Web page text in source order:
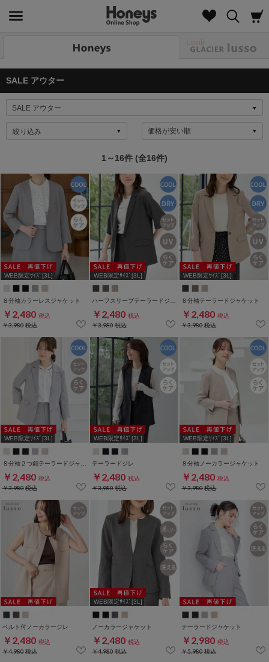
Look
SALE アウター
絞り込み
1～16件 (全16件)
WEB限定ｻｲｽﾞ[3L]
８分袖カラーレスジャケット
￥2,480 税込
￥3,980税込
WEB限定ｻｲｽﾞ[3L]
￥2,480 税込
￥3,980税込
WEB限定ｻｲｽﾞ[3L]
８分袖テーラードジャケット
￥2,480 税込
￥3,980税込
WEB限定ｻｲｽﾞ[3L]
￥2,480 税込
￥3,980税込
WEB限定ｻｲｽﾞ[3L]
テーラードジレ
￥2,480 税込
￥3,980税込
WEB限定ｻｲｽﾞ[3L]
８分袖ノーカラージャケット
￥2,480 税込
￥3,980税込
ベルト付ノーカラージレ
￥2,480 税込
￥4,980税込
WEB限定ｻｲｽﾞ[3L]
ノーカラージャケット
￥2,480 税込
￥4,980税込
テーラードジャケット
￥2,980 税込
￥5,980税込